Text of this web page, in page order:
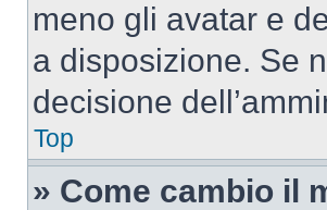
meno gli avatar e
a disposizione. Se
decisione
Top
» Come cambio il